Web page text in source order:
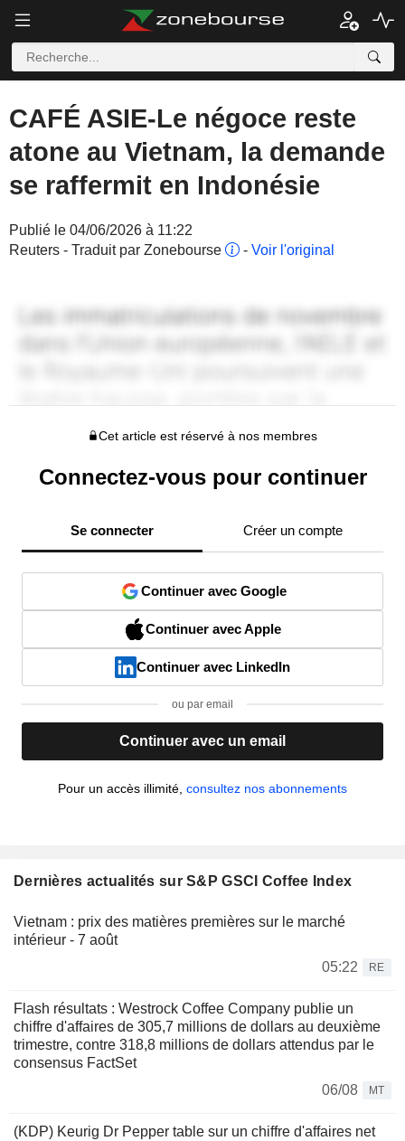
CAFÉ ASIE-Le négoce reste
atone au Vietnam, la demande
se raffermit en Indonésie
Publié le 04/06/2026 à 11:22
Reuters - Traduit par Zonebourse
- Voir l'original
Cet article est réservé à nos membres
Connectez-vous pour continuer
Se connecter Créer un compte
Continuer avec Google
Continuer avec Apple
Continuer avec LinkedIn
ou par email
Continuer avec un email
Pour un accès illimité, consultez nos abonnements
Dernières actualités sur S&P GSCI Coffee Index
Vietnam : prix des matières premières sur le marché
intérieur - 7 août
05:22
RE
Flash résultats : Westrock Coffee Company publie un
chiffre d'affaires de 305,7 millions de dollars au deuxième
trimestre, contre 318,8 millions de dollars attendus par le
consensus FactSet
06/08
MT
(KDP) Keurig Dr Pepper table sur un chiffre d'affaires net